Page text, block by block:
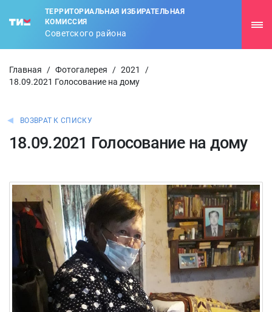
ТЕРРИТОРИАЛЬНАЯ ИЗБИРАТЕЛЬНАЯ
КОМИССИЯ
Советского района
Главная / Фотогалерея / 2021
/
18.09.2021 Голосование на дому
ВОЗВРАТ К СПИСКУ
18.09.2021 Голосование на дому